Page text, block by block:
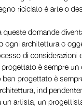
riciclato è arte o
queste domande
ogni architettura o
di considerazioni
è sempre un
ben progettato è
un artista, un